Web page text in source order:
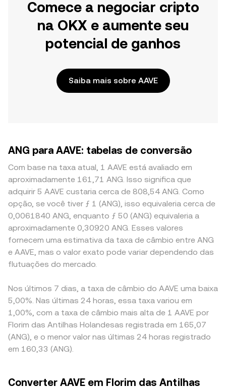
Comece a negociar cripto
na OKX e aumente seu
potencial de ganhos
Saiba mais sobre AAVE
ANG para AAVE: tabelas de conversão
Com base na taxa atual, 1 AAVE está avaliado em
aproximadamente 161,71 ANG. Isso significa que
adquirir 5 AAVE custaria cerca de 808,54 ANG. Como
opção, se você tiver ƒ 1 (ANG), isso equivaleria cerca de
0,0061840 ANG, enquanto ƒ 50 (ANG) equivaleria a
aproximadamente 0,30920 ANG. Esses valores
fornecem uma estimativa da taxa de câmbio entre ANG
e AAVE, mas o valor exato pode variar dependendo das
flutuações do mercado.
Nos últimos 7 dias, a taxa de câmbio do AAVE uma baixa
5,00%. Nas últimas 24 horas, essa taxa variou em
1,00%, com a taxa de câmbio mais alta de 1 AAVE por
Florim das Antilhas Holandesas registrada em 165,07
(ANG), e o menor valor nas últimas 24 horas registrado
em 160,33 (ANG).
Converter AAVE em Florim das Antilhas